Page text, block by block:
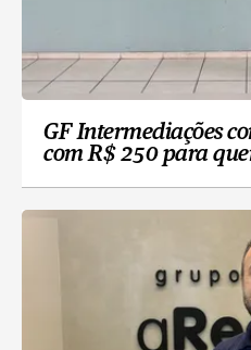
GF Intermediações
com R$ 250 para